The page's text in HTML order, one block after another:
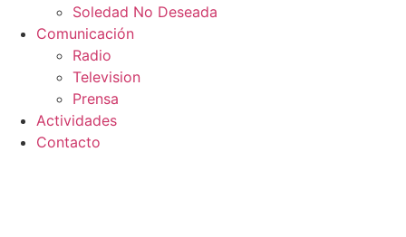
Soledad No Deseada
Comunicación
Radio
Television
Prensa
Actividades
Contacto